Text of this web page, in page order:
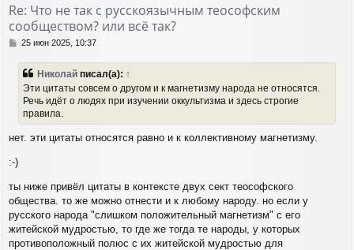
Re: Что не так с русскоязычным теософским
сообществом? или всё так?
С
о
щ
и
е
25 июн 2025, 10:37
Николай писал(а): ↑
Эти цитаты совсем о другом и к магнетизму народа не относятся.
Речь идёт о людях при изучении оккультизма и здесь строгие
правила.
нет. эти цитаты относятся равно и к коллективному магнетизму.
:-)
ты ниже привёл цитаты в контексте двух сект теософского
общества. то же можно отнести и к любому народу. но если у
русского народа "слишком положительный магнетизм" с его
житейской мудростью, то где же тогда те народы, у которых
противоположный полюс с их житейской мудростью для